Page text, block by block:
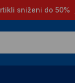
sniženi do 50%